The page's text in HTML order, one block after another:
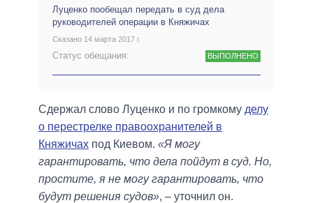
Луценко пообещал передать в суд дела
руководителей операции в Княжичах
Сказано 14 марта 2017 г.
Статус обещания: ВЫПОЛНЕНО
Сдержал слово Луценко и по громкому делу
о перестрелке правоохранителей в
Княжичах под Киевом. «Я могу
гарантировать, что дела пойдут в суд. Но,
простите, я не могу гарантировать, что
будут решения судов», – уточнил он.